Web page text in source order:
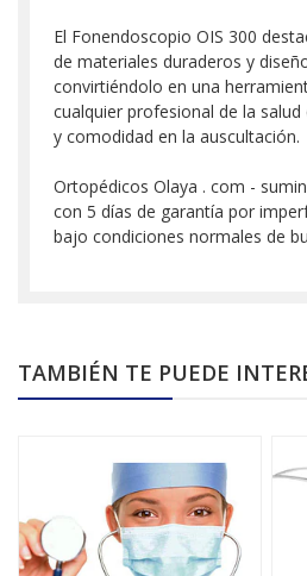
El Fonendoscopio OIS 300
de materiales duraderos y
convirtiéndolo en una
cualquier profesional de la
y comodidad en la auscultación.
Ortopédicos Olaya . com -
con 5 días de garantía por
bajo condiciones normales de
TAMBIÉN TE PUEDE